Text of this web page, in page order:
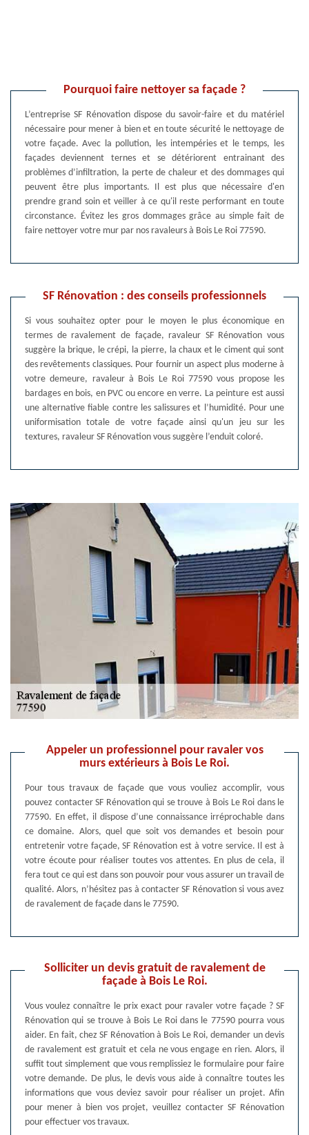
Pourquoi faire nettoyer sa façade ?
L’entreprise SF Rénovation dispose du savoir-faire et du matériel
nécessaire pour mener à bien et en toute sécurité le nettoyage de
votre façade. Avec la pollution, les intempéries et le temps, les
façades deviennent ternes et se détériorent entrainant des
problèmes d’infiltration, la perte de chaleur et des dommages qui
peuvent être plus importants. Il est plus que nécessaire d'en
prendre grand soin et veiller à ce qu'il reste performant en toute
circonstance. Évitez les gros dommages grâce au simple fait de
faire nettoyer votre mur par nos ravaleurs à Bois Le Roi 77590.
SF Rénovation : des conseils professionnels
Si vous souhaitez opter pour le moyen le plus économique en
termes de ravalement de façade, ravaleur SF Rénovation vous
suggère la brique, le crépi, la pierre, la chaux et le ciment qui sont
des revêtements classiques. Pour fournir un aspect plus moderne à
votre demeure, ravaleur à Bois Le Roi 77590 vous propose les
bardages en bois, en PVC ou encore en verre. La peinture est aussi
une alternative fiable contre les salissures et l’humidité. Pour une
uniformisation totale de votre façade ainsi qu'un jeu sur les
textures, ravaleur SF Rénovation vous suggère l’enduit coloré.
Appeler un professionnel pour ravaler vos
murs extérieurs à Bois Le Roi.
Pour tous travaux de façade que vous vouliez accomplir, vous
pouvez contacter SF Rénovation qui se trouve à Bois Le Roi dans le
77590. En effet, il dispose d’une connaissance irréprochable dans
ce domaine. Alors, quel que soit vos demandes et besoin pour
entretenir votre façade, SF Rénovation est à votre service. Il est à
votre écoute pour réaliser toutes vos attentes. En plus de cela, il
fera tout ce qui est dans son pouvoir pour vous assurer un travail de
qualité. Alors, n’hésitez pas à contacter SF Rénovation si vous avez
de ravalement de façade dans le 77590.
Solliciter un devis gratuit de ravalement de
façade à Bois Le Roi.
Vous voulez connaître le prix exact pour ravaler votre façade ? SF
Rénovation qui se trouve à Bois Le Roi dans le 77590 pourra vous
aider. En fait, chez SF Rénovation à Bois Le Roi, demander un devis
de ravalement est gratuit et cela ne vous engage en rien. Alors, il
suffit tout simplement que vous remplissiez le formulaire pour faire
votre demande. De plus, le devis vous aide à connaître toutes les
informations que vous deviez savoir pour réaliser un projet. Afin
pour mener à bien vos projet, veuillez contacter SF Rénovation
pour effectuer vos travaux.